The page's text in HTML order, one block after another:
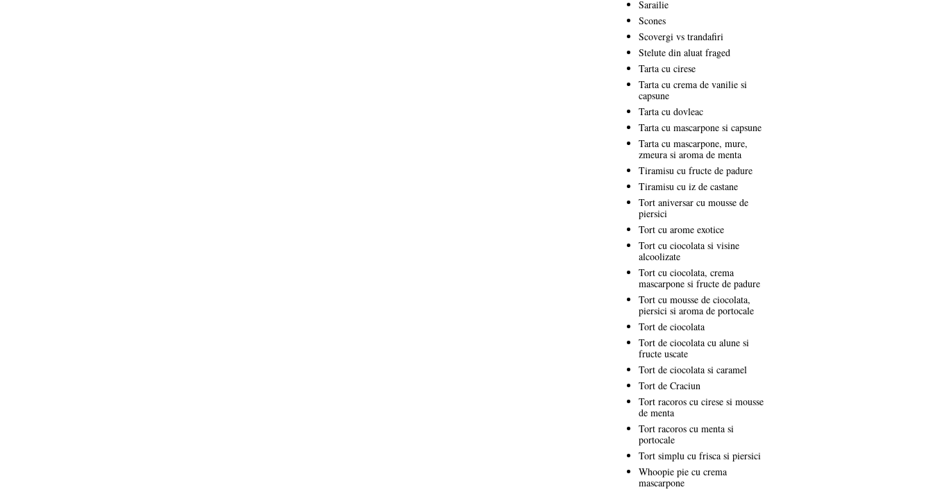
Sarailie
Scones
Scovergi vs trandafiri
Stelute din aluat fraged
Tarta cu cirese
Tarta cu crema de vanilie si
capsune
Tarta cu dovleac
Tarta cu mascarpone si capsune
Tarta cu mascarpone, mure,
zmeura si aroma de menta
Tiramisu cu fructe de padure
Tiramisu cu iz de castane
Tort aniversar cu mousse de
piersici
Tort cu arome exotice
Tort cu ciocolata si visine
alcoolizate
Tort cu ciocolata, crema
mascarpone si fructe de padure
Tort cu mousse de ciocolata,
piersici si aroma de portocale
Tort de ciocolata
Tort de ciocolata cu alune si
fructe uscate
Tort de ciocolata si caramel
Tort de Craciun
Tort racoros cu cirese si mousse
de menta
Tort racoros cu menta si
portocale
Tort simplu cu frisca si piersici
Whoopie pie cu crema
mascarpone